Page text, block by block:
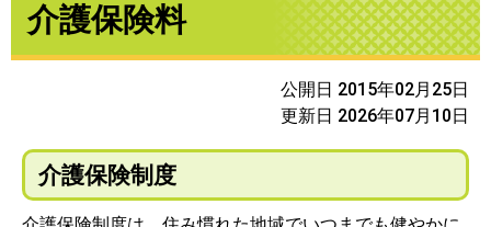
介護保険料
公開日 2015年02月25日
更新日 2026年07月10日
介護保険制度